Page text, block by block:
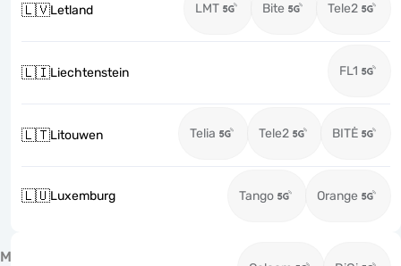
🇱🇻Letland LMT Bite Tele2
🇱🇮Liechtenstein FL1
🇱🇹Litouwen Telia Tele2 BITĖ
🇱🇺Luxemburg Tango Orange
M